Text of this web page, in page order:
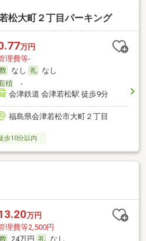
松大町２丁目パーキング
万円
理費等-
なし
なし
積-
会津鉄道 会津若松駅 徒歩9分
福島県会津若松市大町２丁目
歩10分以内
万円
理費等2,500円
24万円
なし